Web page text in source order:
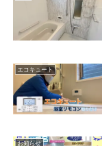
エコキュート
お知らせ